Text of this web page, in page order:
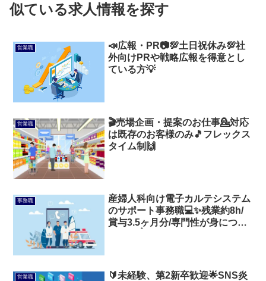
似ている求人情報を探す
営業職
📣広報・PR📷💯土日祝休み💯社
外向けPRや戦略広報を得意とし
ている方💡
営業職
🎬売場企画・提案のお仕事💁対応
は既存のお客様のみ🎵フレックス
タイム制🙌
事務職
産婦人科向け電子カルテシステム
のサポート事務職💻️✨残業約8h/
賞与3.5ヶ月分/専門性が身につけ
営業職
🔰未経験、第2新卒歓迎🌟SNS炎